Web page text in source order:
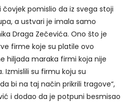
čovjek pomislio da iz svega stoji
a ustvari je imala samo
Draga Zečevića. Ono što je
firme koje su platile ovo
hiljada maraka firmi koja nije
su firmu koju su
bi na taj način prikrili tragove“,
i dodao da je potpuni besmisao